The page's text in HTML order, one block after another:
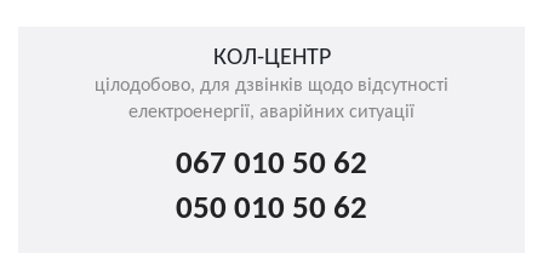
КОЛ-ЦЕНТР
цілодобово, для дзвінків щодо відсутності
електроенергії, аварійних ситуації
067 010 50 62
050 010 50 62